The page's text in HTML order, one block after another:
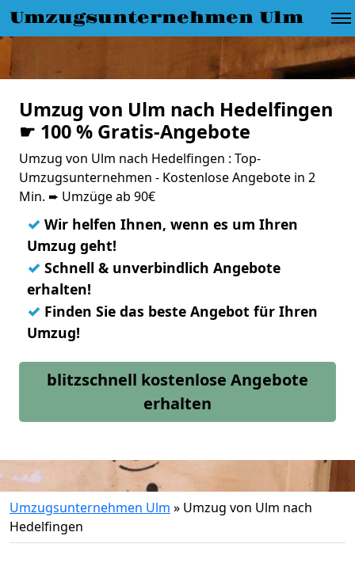
Umzugsunternehmen Ulm
Umzug von Ulm nach Hedelfingen
☛ 100 % Gratis-Angebote
Umzug von Ulm nach Hedelfingen : Top-
Umzugsunternehmen - Kostenlose Angebote in 2
Min. ➨ Umzüge ab 90€
✓ Wir helfen Ihnen, wenn es um Ihren
Umzug geht!
✓ Schnell & unverbindlich Angebote
erhalten!
✓ Finden Sie das beste Angebot für Ihren
Umzug!
blitzschnell kostenlose Angebote
erhalten
Umzugsunternehmen Ulm » Umzug von Ulm nach
Hedelfingen